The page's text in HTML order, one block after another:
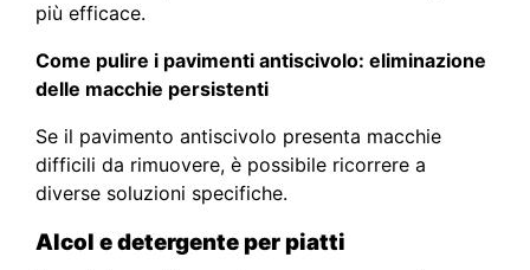
più efficace.
Come pulire i pavimenti antiscivolo: eliminazione
delle macchie persistenti
Se il pavimento antiscivolo presenta macchie
difficili da rimuovere, è possibile ricorrere a
diverse soluzioni specifiche.
Alcol e detergente per piatti